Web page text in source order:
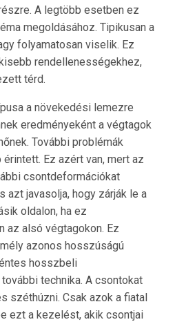
A legtöbb esetben ez
megoldásához. Tipikusan a
folyamatosan viselik. Ez
rendellenességekhez,
térd.
a növekedési lemezre
eredményeként a végtagok
További problémák
Ez azért van, mert az
csontdeformációkat
azt javasolja, hogy zárják le a
oldalon, ha ez
az alsó végtagokon. Ez
azonos hosszúságú
hosszbeli
technika. A csontokat
széthúzni. Csak azok a fiatal
ezt a kezelést, akik csontjai